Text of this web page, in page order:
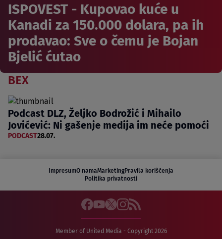
ISPOVEST - Kupovao kuće u
Kanadi za 150.000 dolara, pa ih
prodavao: Sve o čemu je Bojan
Bjelić ćutao
BEX
Podcast DLZ, Željko Bodrožić i Mihailo
Jovićević: Ni gašenje medija im neće pomoći
PODCAST28.07.
ImpresumO namaMarketingPravila korišćenja
Politika privatnosti
Member of United Media - Copyright 2026